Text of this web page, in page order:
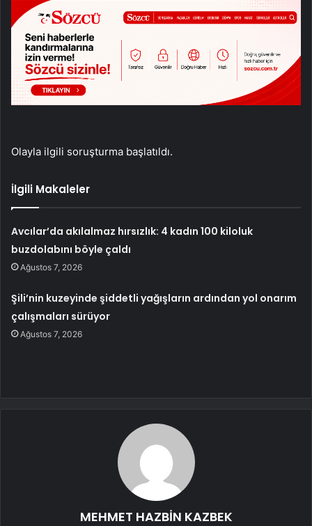
Olayla ilgili soruşturma başlatıldı.
İlgili Makaleler
Avcılar’da akılalmaz hırsızlık: 4 kadın 100 kiloluk
buzdolabını böyle çaldı
Ağustos 7, 2026
Şili’nin kuzeyinde şiddetli yağışların ardından yol onarım
çalışmaları sürüyor
Ağustos 7, 2026
MEHMET HAZBİN KAZBEK